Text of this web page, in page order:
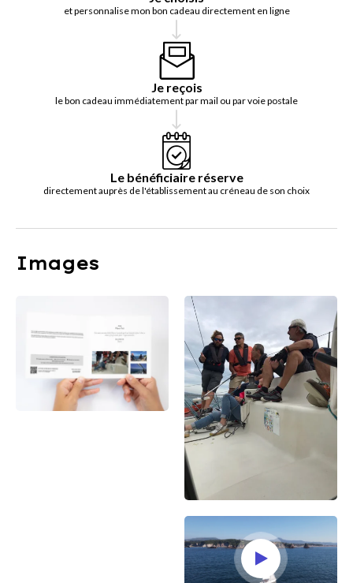
et personnalise mon bon cadeau directement en ligne
Je reçois
le bon cadeau immédiatement par mail ou par voie postale
Le bénéficiaire réserve
directement auprès de l'établissement au créneau de son choix
Images